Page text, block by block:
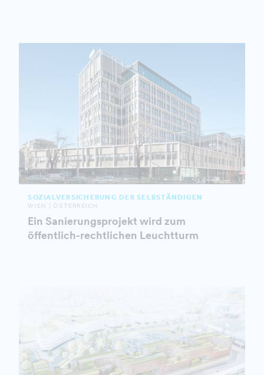
SOZIALVERSICHERUNG DER SELBSTÄNDIGEN
WIEN | ÖSTERREICH
Ein Sanierungsprojekt wird zum
öffentlich-rechtlichen Leuchtturm